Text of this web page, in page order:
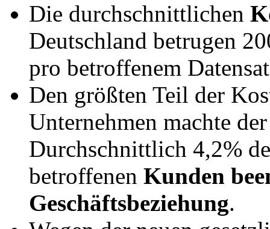
Die durchschnittlichen
Deutschland betrugen
pro betroffenem
Den größten Teil der
Unternehmen machte
Durchschnittlich 4,2%
betroffenen Kunden
Geschäftsbeziehung.